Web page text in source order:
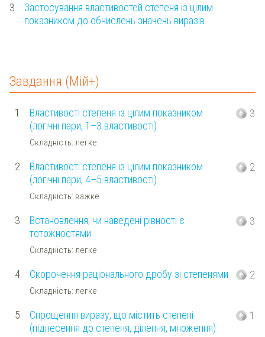
3.
Застосування властивостей степеня із цілим
показником до обчислень значень виразів
Завдання (Мій+)
1.
Властивості степеня із цілим показником
(логічні пари, 1–3 властивості)
Складність: легке
3
2.
Властивості степеня із цілим показником
(логічні пари, 4–5 властивості)
Складність: важке
2
3.
Встановлення, чи наведені рівності є
тотожностями
Складність: легке
3
4. Скорочення раціонального дробу зі степенями
Складність: легке
2
5.
Спрощення виразу, що містить степені
(піднесення до степеня, ділення, множення)
1